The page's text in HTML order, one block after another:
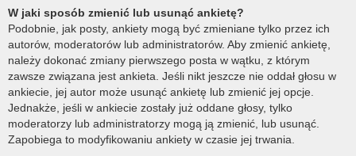
W jaki sposób zmienić lub usunąć ankietę?
Podobnie, jak posty, ankiety mogą być zmieniane tylko przez ich
autorów, moderatorów lub administratorów. Aby zmienić ankietę,
należy dokonać zmiany pierwszego posta w wątku, z którym
zawsze związana jest ankieta. Jeśli nikt jeszcze nie oddał głosu w
ankiecie, jej autor może usunąć ankietę lub zmienić jej opcje.
Jednakże, jeśli w ankiecie zostały już oddane głosy, tylko
moderatorzy lub administratorzy mogą ją zmienić, lub usunąć.
Zapobiega to modyfikowaniu ankiety w czasie jej trwania.